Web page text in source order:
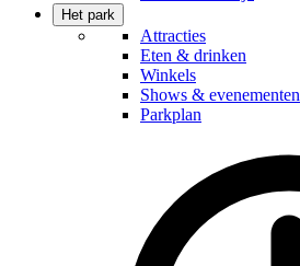
Het park
Attracties
Eten & drinken
Winkels
Shows & evenementen
Parkplan